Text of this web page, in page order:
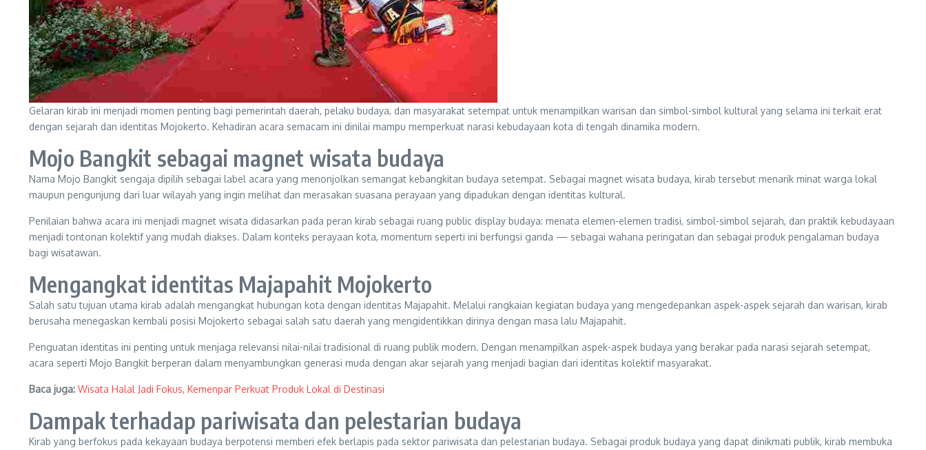
Gelaran kirab ini menjadi momen penting bagi pemerintah daerah, pelaku budaya, dan masyarakat setempat untuk menampilkan warisan dan simbol-simbol kultural yang selama ini terkait erat
dengan sejarah dan identitas Mojokerto. Kehadiran acara semacam ini dinilai mampu memperkuat narasi kebudayaan kota di tengah dinamika modern.
Mojo Bangkit sebagai magnet wisata budaya
Nama Mojo Bangkit sengaja dipilih sebagai label acara yang menonjolkan semangat kebangkitan budaya setempat. Sebagai magnet wisata budaya, kirab tersebut menarik minat warga lokal
maupun pengunjung dari luar wilayah yang ingin melihat dan merasakan suasana perayaan yang dipadukan dengan identitas kultural.
Penilaian bahwa acara ini menjadi magnet wisata didasarkan pada peran kirab sebagai ruang public display budaya: menata elemen-elemen tradisi, simbol-simbol sejarah, dan praktik kebudayaan
menjadi tontonan kolektif yang mudah diakses. Dalam konteks perayaan kota, momentum seperti ini berfungsi ganda — sebagai wahana peringatan dan sebagai produk pengalaman budaya
bagi wisatawan.
Mengangkat identitas Majapahit Mojokerto
Salah satu tujuan utama kirab adalah mengangkat hubungan kota dengan identitas Majapahit. Melalui rangkaian kegiatan budaya yang mengedepankan aspek-aspek sejarah dan warisan, kirab
berusaha menegaskan kembali posisi Mojokerto sebagai salah satu daerah yang mengidentikkan dirinya dengan masa lalu Majapahit.
Penguatan identitas ini penting untuk menjaga relevansi nilai-nilai tradisional di ruang publik modern. Dengan menampilkan aspek-aspek budaya yang berakar pada narasi sejarah setempat,
acara seperti Mojo Bangkit berperan dalam menyambungkan generasi muda dengan akar sejarah yang menjadi bagian dari identitas kolektif masyarakat.
Baca juga: Wisata Halal Jadi Fokus, Kemenpar Perkuat Produk Lokal di Destinasi
Dampak terhadap pariwisata dan pelestarian budaya
Kirab yang berfokus pada kekayaan budaya berpotensi memberi efek berlapis pada sektor pariwisata dan pelestarian budaya. Sebagai produk budaya yang dapat dinikmati publik, kirab membuka